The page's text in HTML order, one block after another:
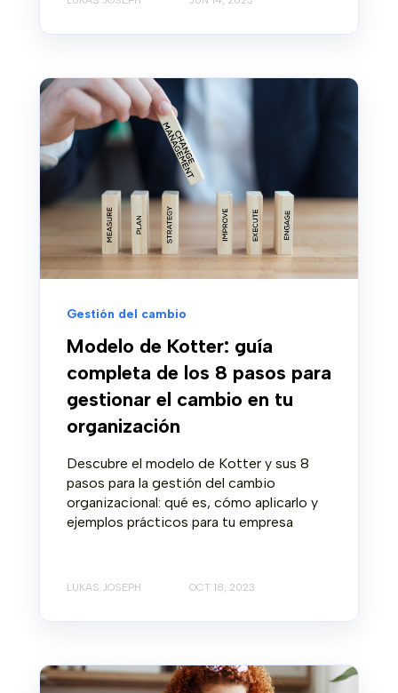
Gestión del cambio
Modelo de Kotter: guía
completa de los 8 pasos para
gestionar el cambio en tu
organización
Descubre el modelo de Kotter y sus 8
pasos para la gestión del cambio
organizacional: qué es, cómo aplicarlo y
ejemplos prácticos para tu empresa
LUKAS JOSEPH OCT 18, 2023